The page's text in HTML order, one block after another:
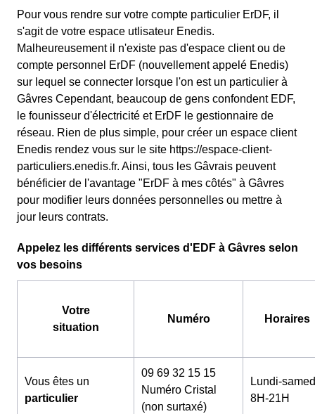
Pour vous rendre sur votre compte particulier ErDF, il
s'agit de votre espace utlisateur Enedis.
Malheureusement il n'existe pas d'espace client ou de
compte personnel ErDF (nouvellement appelé Enedis)
sur lequel se connecter lorsque l'on est un particulier à
Gâvres Cependant, beaucoup de gens confondent EDF,
le founisseur d'électricité et ErDF le gestionnaire de
réseau. Rien de plus simple, pour créer un espace client
Enedis rendez vous sur le site https://espace-client-
particuliers.enedis.fr. Ainsi, tous les Gâvrais peuvent
bénéficier de l'avantage "ErDF à mes côtés" à Gâvres
pour modifier leurs données personnelles ou mettre à
jour leurs contrats.
Appelez les différents services d'EDF à Gâvres selon
vos besoins
Votre
situation
Numéro Horaires
Vous êtes un
particulier
09 69 32 15 15
Numéro Cristal
(non surtaxé)
Lundi-
8H-21H